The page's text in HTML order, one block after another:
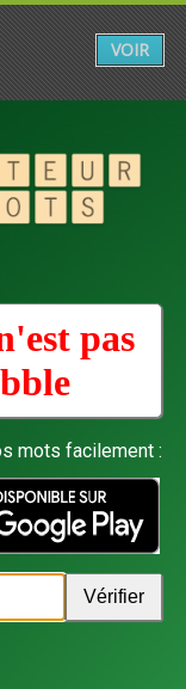
pas
mots facilement :
VOIR